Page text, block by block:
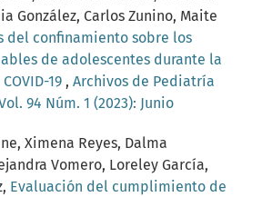
González, Carlos Zunino, Maite
del confinamiento sobre los
de adolescentes durante la
19 , Archivos de Pediatría
94 Núm. 1 (2023): Junio
Ximena Reyes, Dalma
Vomero, Loreley García,
Evaluación del cumplimiento de